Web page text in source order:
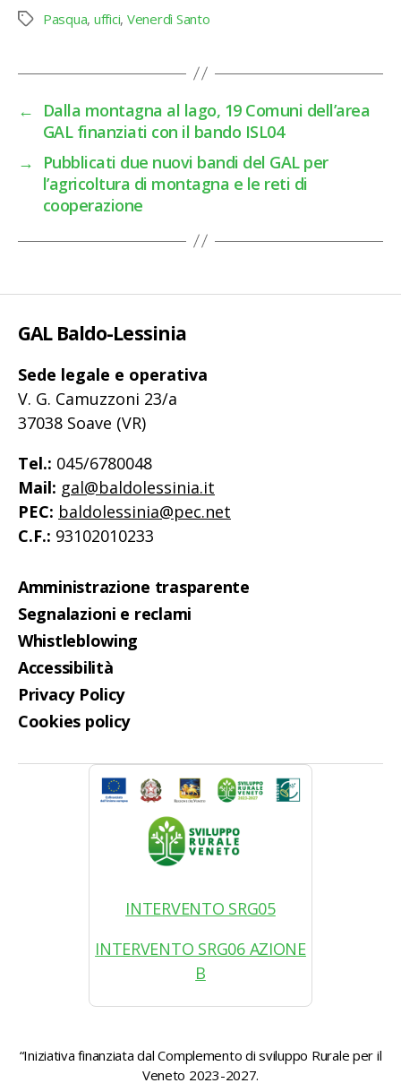
Tag Pasqua, uffici, Venerdì Santo
←
Dalla montagna al lago, 19 Comuni dell’area
GAL finanziati con il bando ISL04
→
Pubblicati due nuovi bandi del GAL per
l’agricoltura di montagna e le reti di
cooperazione
GAL Baldo-Lessinia
Sede legale e operativa
V. G. Camuzzoni 23/a
37038 Soave (VR)
Tel.: 045/6780048
Mail: gal@baldolessinia.it
PEC: baldolessinia@pec.net
C.F.: 93102010233
Amministrazione trasparente
Segnalazioni e reclami
Whistleblowing
Accessibilità
Privacy Policy
Cookies policy
INTERVENTO SRG05
INTERVENTO SRG06 AZIONE
B
“Iniziativa finanziata dal Complemento di sviluppo Rurale per il
Veneto 2023-2027.